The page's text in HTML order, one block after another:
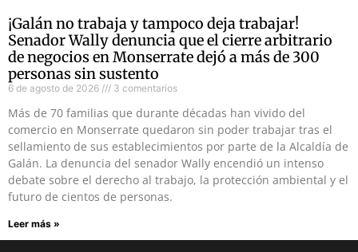
¡Galán no trabaja y tampoco deja trabajar!
Senador Wally denuncia que el cierre arbitrario
de negocios en Monserrate dejó a más de 300
personas sin sustento
6 de agosto de 2026 3 comentarios
Más de 70 familias que durante décadas han vivido del
comercio en Monserrate quedaron sin poder trabajar tras el
sellamiento de sus establecimientos por parte de la Alcaldía de
Galán. La denuncia del senador Wally encendió un intenso
debate sobre el derecho al trabajo, la protección ambiental y el
futuro de cientos de personas.
Leer más »